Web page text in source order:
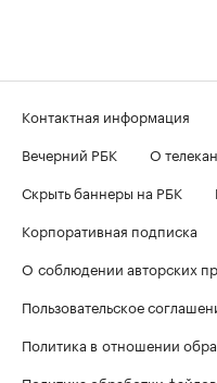
Контактная информация
Вечерний РБК
О
Скрыть баннеры на РБК
Корпоративная подписка
О соблюдении авторских
Пользовательское
Политика в отношении